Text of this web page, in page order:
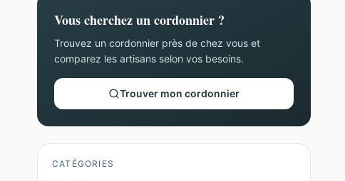
Vous cherchez un cordonnier ?
Trouvez un cordonnier près de chez vous et
comparez les artisans selon vos besoins.
Trouver mon cordonnier
CATÉGORIES